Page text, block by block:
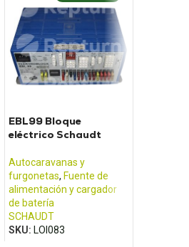
EBL99 Bloque
eléctrico Schaudt
Autocaravanas y
furgonetas, Fuente de
alimentación y cargador
de batería
SCHAUDT
SKU: LOI083